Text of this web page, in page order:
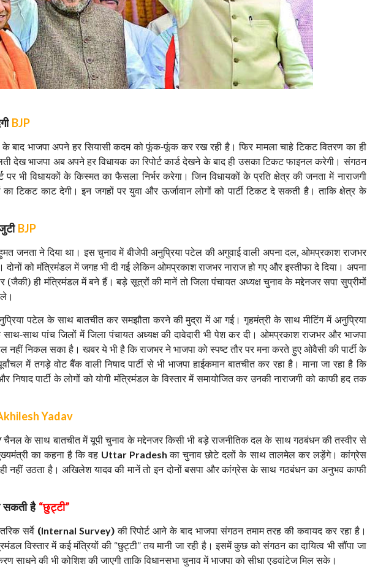
BJP
के बाद भाजपा अपने हर सियासी कदम को फूंक-फूंक कर रख रही है। फिर मामला चाहे टिकट वितरण का ही
देख भाजपा अब अपने हर विधायक का रिपोर्ट कार्ड देखने के बाद ही उसका टिकट फाइनल करेगी। संगठन
पर भी विधायकों के किस्मत का फैसला निर्भर करेगा। जिन विधायकों के प्रति क्षेत्र की जनता में नाराजगी
का टिकट काट देगी। इन जगहों पर युवा और ऊर्जावान लोगों को पार्टी टिकट दे सकती है। ताकि क्षेत्र के
BJP
जनता ने दिया था। इस चुनाव में बीजेपी अनुप्रिया पटेल की अगुवाई वाली अपना दल, ओमप्रकाश राजभर
दोनों को मंत्रिमंडल में जगह भी दी गई लेकिन ओमप्रकाश राजभर नाराज हो गए और इस्तीफा दे दिया। अपना
ही मंत्रिमंडल में बने हैं। बड़े सूत्रों की मानें तो जिला पंचायत अध्यक्ष चुनाव के मद्देनजर सपा सुप्रीमों
पटेल के साथ बातचीत कर समझौता करने की मुद्रा में आ गई। गृहमंत्री के साथ मीटिंग में अनुप्रिया
साथ पांच जिलों में जिला पंचायत अध्यक्ष की दावेदारी भी पेश कर दी। ओमप्रकाश राजभर और भाजपा
नहीं निकल सका है। खबर ये भी है कि राजभर ने भाजपा को स्पष्ट तौर पर मना करते हुए ओवैसी की पार्टी के
में तगड़े वोट बैंक वाली निषाद पार्टी से भी भाजपा हाईकमान बातचीत कर रहा है। माना जा रहा है कि
पार्टी के लोगों को योगी मंत्रिमंडल के विस्तार में समायोजित कर उनकी नाराजगी को काफी हद तक
Yadav
चैनल के साथ बातचीत में यूपी चुनाव के मद्देनजर किसी भी बड़े राजनीतिक दल के साथ गठबंधन की तस्वीर से
का कहना है कि वह Uttar Pradeshका चुनाव छोटे दलों के साथ तालमेल कर लड़ेंगे। कांग्रेस
नहीं उठता है। अखिलेश यादव की मानें तो इन दोनों बसपा और कांग्रेस के साथ गठबंधन का अनुभव काफी
सकती है “छुट्टी”
सर्वे (Internal Survey)की रिपोर्ट आने के बाद भाजपा संगठन तमाम तरह की कवायद कर रहा है।
विस्तार में कई मंत्रियों की “छुट्टी”तय मानी जा रही है। इसमें कुछ को संगठन का दायित्व भी सौंपा जा
साधने की भी कोशिश की जाएगी ताकि विधानसभा चुनाव में भाजपा को सीधा एडवांटेज मिल सके।